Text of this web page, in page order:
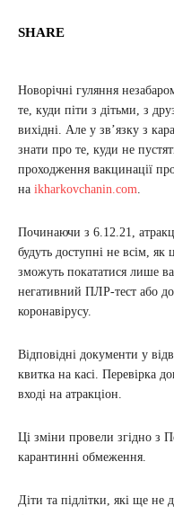
SHARE
Новорічні гуляння
те, куди піти з дітьми, з
вихідні. Але у зв’язку з
знати про те, куди не
проходження вакцинації
на ikharkovchanin.com
Починаючи з 6.12.21,
будуть доступні не всім, як
зможуть покататися лише
негативний ПЛР-тест або
коронавірусу.
Відповідні документи у
квитка на касі. Перевірка
вході на атракціон.
Ці зміни провели згідно з
карантинні обмеження.
Діти та підлітки, які ще не